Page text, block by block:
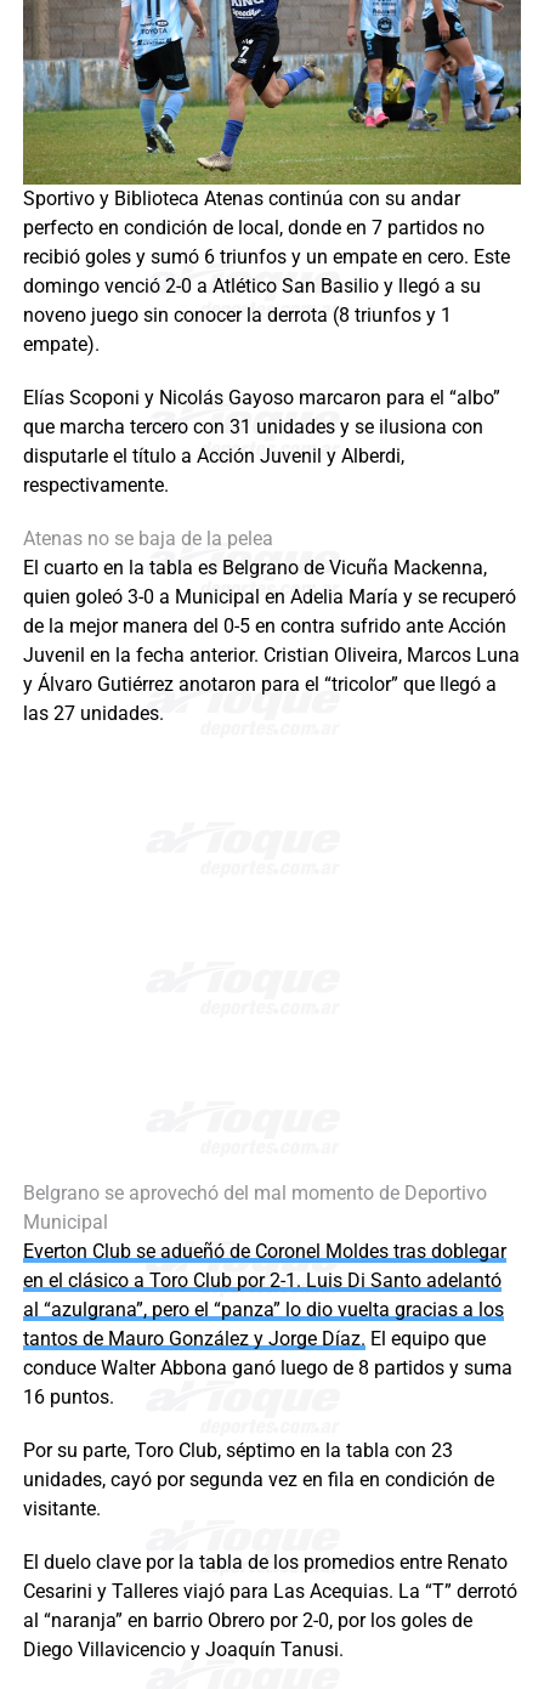
Sportivo y Biblioteca Atenas continúa con su andar
perfecto en condición de local, donde en 7 partidos no
recibió goles y sumó 6 triunfos y un empate en cero. Este
domingo venció 2-0 a Atlético San Basilio y llegó a su
noveno juego sin conocer la derrota (8 triunfos y 1
empate).
Elías Scoponi y Nicolás Gayoso marcaron para el “albo”
que marcha tercero con 31 unidades y se ilusiona con
disputarle el título a Acción Juvenil y Alberdi,
respectivamente.
Atenas no se baja de la pelea
El cuarto en la tabla es Belgrano de Vicuña Mackenna,
quien goleó 3-0 a Municipal en Adelia María y se recuperó
de la mejor manera del 0-5 en contra sufrido ante Acción
Juvenil en la fecha anterior. Cristian Oliveira, Marcos Luna
y Álvaro Gutiérrez anotaron para el “tricolor” que llegó a
las 27 unidades.
Belgrano se aprovechó del mal momento de Deportivo
Municipal
Everton Club se adueñó de Coronel Moldes tras doblegar
en el clásico a Toro Club por 2-1. Luis Di Santo adelantó
al “azulgrana”, pero el “panza” lo dio vuelta gracias a los
tantos de Mauro González y Jorge Díaz. El equipo que
conduce Walter Abbona ganó luego de 8 partidos y suma
16 puntos.
Por su parte, Toro Club, séptimo en la tabla con 23
unidades, cayó por segunda vez en fila en condición de
visitante.
El duelo clave por la tabla de los promedios entre Renato
Cesarini y Talleres viajó para Las Acequias. La “T” derrotó
al “naranja” en barrio Obrero por 2-0, por los goles de
Diego Villavicencio y Joaquín Tanusi.